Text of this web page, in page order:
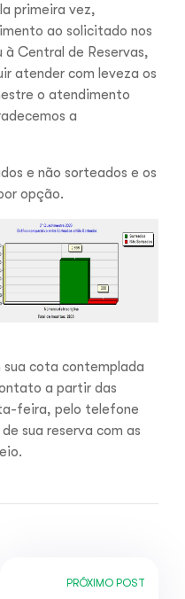
primeira vez,
ao solicitado nos
Central de Reservas,
atender com leveza os
o atendimento
a
e não sorteados e os
opção.
sua cota contemplada
a partir das
feira, pelo telefone
sua reserva com as
PRÓXIMO POST